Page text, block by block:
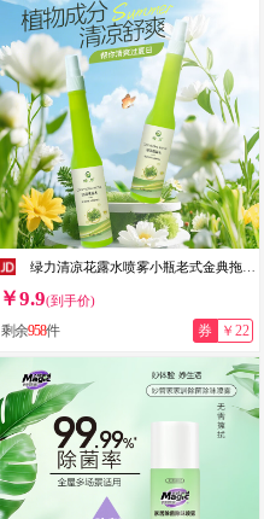
￥9.9(到手价)
剩余958件 券 ￥22